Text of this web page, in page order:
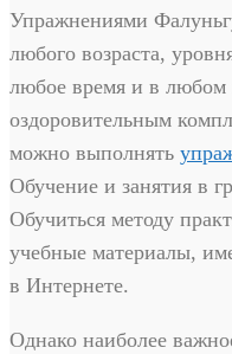
Упражнениями
любого возраста,
любое время и в любом
оздоровительным
можно выполнять
Обучение и занятия в
Обучиться методу
учебные материалы,
в Интернете.
Однако наиболее